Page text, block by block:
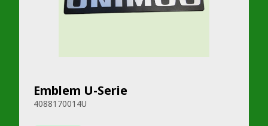
Emblem U-Serie
4088170014U